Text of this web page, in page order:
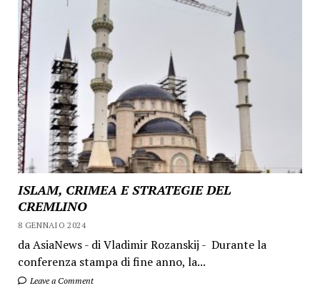
ISLAM, CRIMEA E STRATEGIE DEL
CREMLINO
8 GENNAIO 2024
da AsiaNews - di Vladimir Rozanskij - Durante la
conferenza stampa di fine anno, la...
Leave a Comment